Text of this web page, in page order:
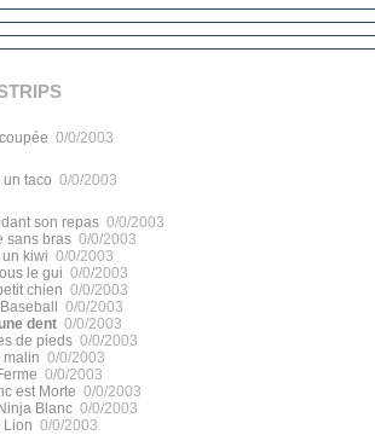
0/0/2003
taco 0/0/2003
son repas0/0/2003
sans bras0/0/2003
kiwi 0/0/2003
le gui 0/0/2003
chien 0/0/2003
0/0/2003
dent 0/0/2003
de pieds 0/0/2003
malin 0/0/2003
0/0/2003
est Morte 0/0/2003
Blanc0/0/2003
Lion 0/0/2003